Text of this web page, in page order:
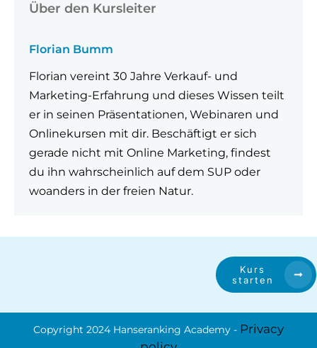
Über den Kursleiter
Florian Bumm
Florian vereint 30 Jahre Verkauf- und
Marketing-Erfahrung und dieses Wissen teilt
er in seinen Präsentationen, Webinaren und
Onlinekursen mit dir. Beschäftigt er sich
gerade nicht mit Online Marketing, findest
du ihn wahrscheinlich auf dem SUP oder
woanders in der freien Natur.
Kurs
starten
Copyright 2024 Hanseranking Academy - Privacy